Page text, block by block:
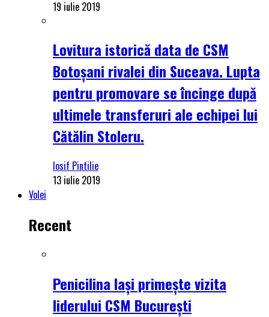
19 iulie 2019
Lovitura istorică data de CSM
Botoșani rivalei din Suceava. Lupta
pentru promovare se încinge după
ultimele transferuri ale echipei lui
Cătălin Stoleru.
Iosif Pintilie
13 iulie 2019
Volei
Recent
Penicilina Iași primește vizita
liderului CSM București